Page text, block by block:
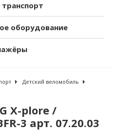
оборудование
Детский веломобиль
X-plore /
3 арт. 07.20.03